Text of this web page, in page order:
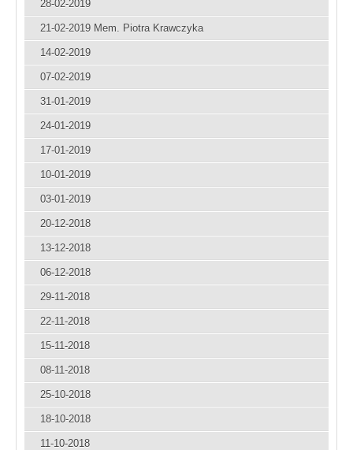
28-02-2019
21-02-2019 Mem. Piotra Krawczyka
14-02-2019
07-02-2019
31-01-2019
24-01-2019
17-01-2019
10-01-2019
03-01-2019
20-12-2018
13-12-2018
06-12-2018
29-11-2018
22-11-2018
15-11-2018
08-11-2018
25-10-2018
18-10-2018
11-10-2018